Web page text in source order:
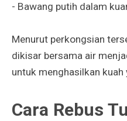
- Bawang putih dalam
Menurut perkongsian
dikisar bersama air
untuk menghasilkan kuah
Cara Rebus